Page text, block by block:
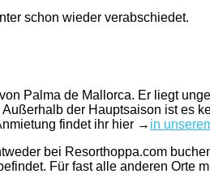
schon wieder verabschiedet.
Palma de Mallorca. Er liegt
der Hauptsaison ist es
findet ihr hier → in
bei Resorthoppa.com
Für fast alle anderen Orte